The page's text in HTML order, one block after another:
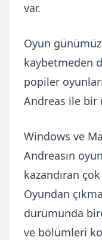
var.
Oyun
kaybetmeden
popiler
Andreas ile bir
Windows ve
Andreasın
kazandıran
Oyundan
durumunda
ve bölümleri